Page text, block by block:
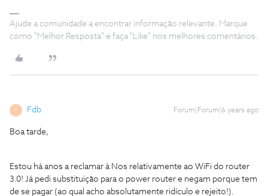
Ajude a comunidade a encontrar informação relevante. Marque
como "Melhor Resposta" e faça "Like" nos melhores comentários.
F Fdb Forum|Forum|6 years ago
Boa tarde,
Estou há anos a reclamar à Nos relativamente ao WiFi do router
3.0! Já pedi substituição para o power router e negam porque tem
de se pagar (ao qual acho absolutamente ridículo e rejeito!).